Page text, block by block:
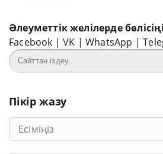
Әлеуметтік желілерде
Facebook |VK |WhatsApp |
Пікір жазу